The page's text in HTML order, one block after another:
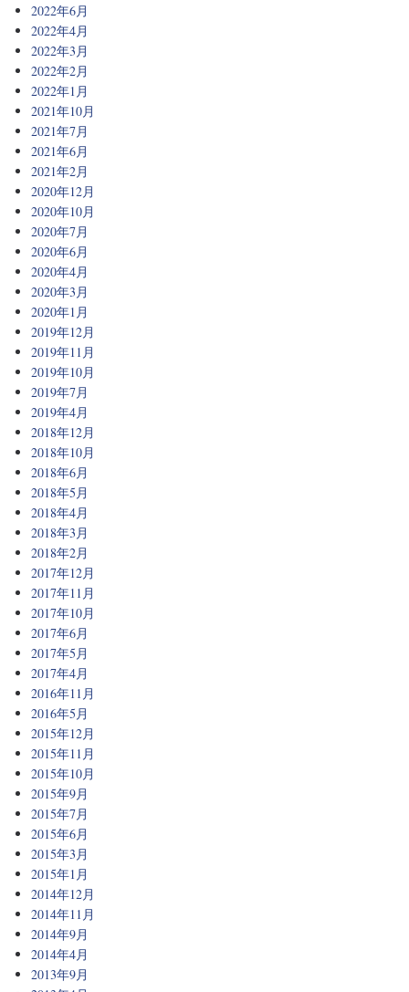
2022年6月
2022年4月
2022年3月
2022年2月
2022年1月
2021年10月
2021年7月
2021年6月
2021年2月
2020年12月
2020年10月
2020年7月
2020年6月
2020年4月
2020年3月
2020年1月
2019年12月
2019年11月
2019年10月
2019年7月
2019年4月
2018年12月
2018年10月
2018年6月
2018年5月
2018年4月
2018年3月
2018年2月
2017年12月
2017年11月
2017年10月
2017年6月
2017年5月
2017年4月
2016年11月
2016年5月
2015年12月
2015年11月
2015年10月
2015年9月
2015年7月
2015年6月
2015年3月
2015年1月
2014年12月
2014年11月
2014年9月
2014年4月
2013年9月